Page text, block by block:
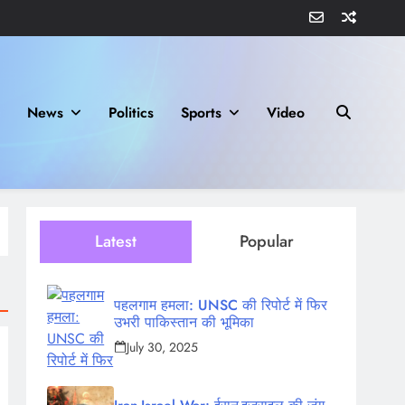
News Politics Sports Video
Latest Popular
पहलगाम हमला: UNSC की रिपोर्ट में फिर
उभरी पाकिस्तान की भूमिका
July 30, 2025